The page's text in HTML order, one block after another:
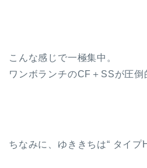
こんな感じで一極集中。
ワンボランチのCF＋SSが圧倒
ちなみに、ゆききちは“ タイプ